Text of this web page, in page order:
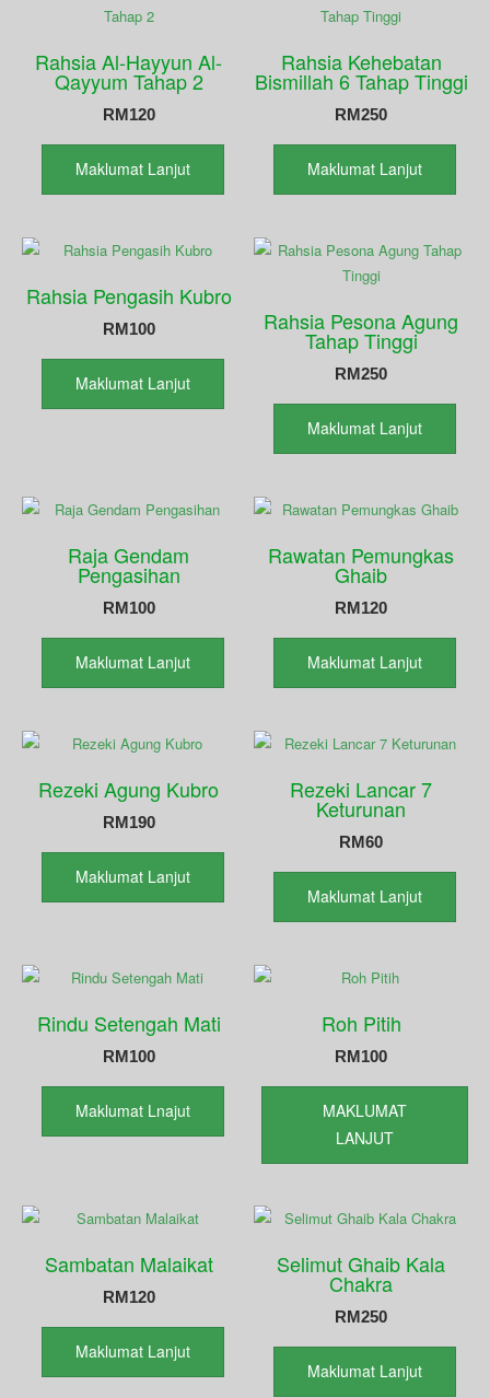
Rahsia Al-Hayyun Al-
Qayyum Tahap 2
RM120
Maklumat Lanjut
Rahsia Kehebatan
Bismillah 6 Tahap Tinggi
RM250
Maklumat Lanjut
Rahsia Pengasih Kubro
RM100
Maklumat Lanjut
Rahsia Pesona Agung
Tahap Tinggi
RM250
Maklumat Lanjut
Raja Gendam
Pengasihan
RM100
Maklumat Lanjut
Rawatan Pemungkas
Ghaib
RM120
Maklumat Lanjut
Rezeki Agung Kubro
RM190
Maklumat Lanjut
Rezeki Lancar 7
Keturunan
RM60
Maklumat Lanjut
Rindu Setengah Mati
RM100
Maklumat Lnajut
Roh Pitih
RM100
MAKLUMAT
LANJUT
Sambatan Malaikat
RM 120
Maklumat Lanjut
Selimut Ghaib Kala
Chakra
RM250
Maklumat Lanjut